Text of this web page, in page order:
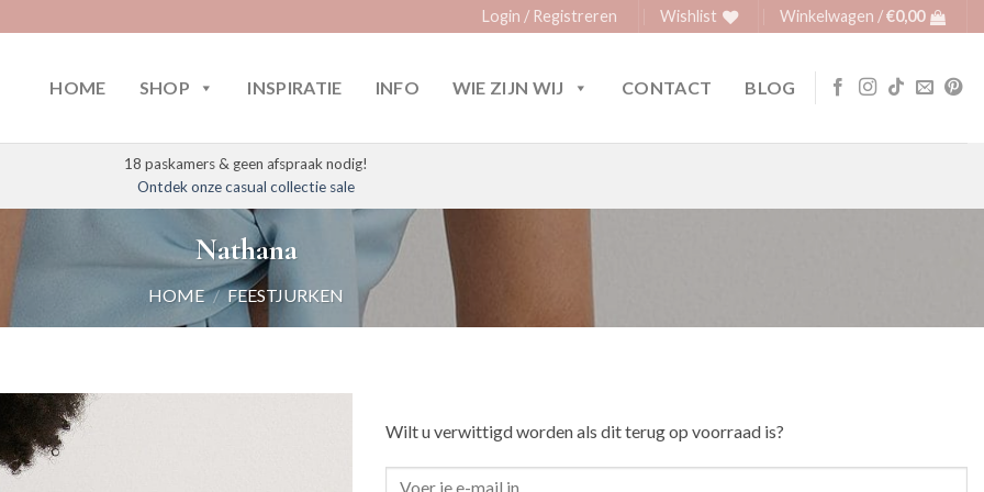
Login / Registreren Wishlist Winkelwagen /€0,00
HOME SHOP INSPIRATIE INFO WIE ZIJN WIJ CONTACT BLOG
18 paskamers & geen afspraak nodig!
Ontdek onze casual collectie sale
Nathana
HOME / FEESTJURKEN
Wilt u verwittigd worden als dit terug op voorraad is?